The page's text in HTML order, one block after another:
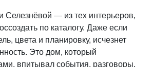
Селезнёвой — из тех интерьеров,
по каталогу. Даже если
цвета и планировку, исчезнет
Это дом, который
впитывал события, разговоры,